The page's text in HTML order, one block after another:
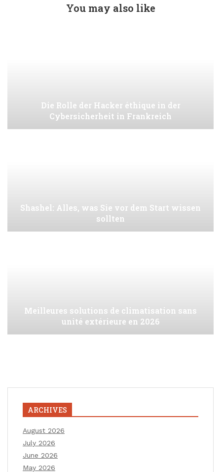
You may also like
Die Rolle der Hacker éthique in der
Cybersicherheit in Frankreich
Shashel: Alles, was Sie vor dem Start wissen
sollten
Meilleures solutions de climatisation sans
unité extérieure en 2026
ARCHIVES
August 2026
July 2026
June 2026
May 2026